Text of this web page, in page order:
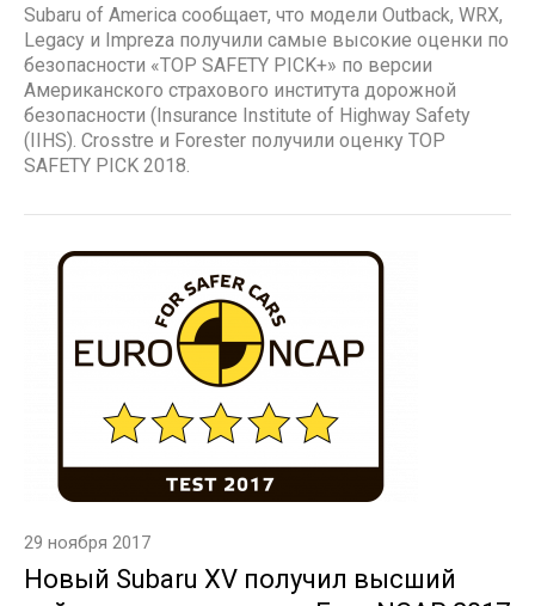
Subaru of America сообщает, что модели Outback, WRX,
Legacy и Impreza получили самые высокие оценки по
безопасности «TOP SAFETY PICK+» по версии
Американского страхового института дорожной
безопасности (Insurance Institute of Highway Safety
(IIHS). Crosstre и Forester получили оценку TOP
SAFETY PICK 2018.
29 ноября 2017
Новый Subaru XV получил высший